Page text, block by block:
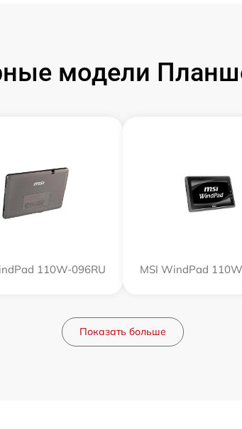
модели
110W-096RU MSI WindPad
Показать больше